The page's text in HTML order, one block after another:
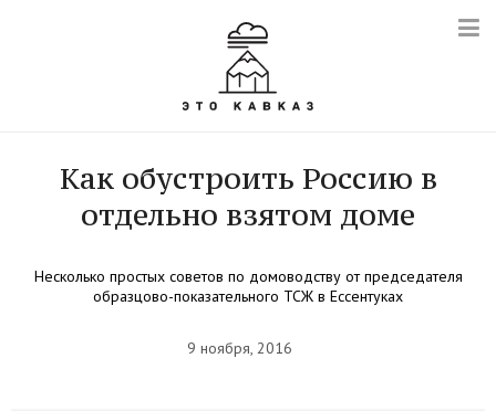
Как обустроить Россию в
отдельно взятом доме
Несколько простых советов по домоводству от председателя
образцово-показательного ТСЖ в Ессентуках
9 ноября, 2016